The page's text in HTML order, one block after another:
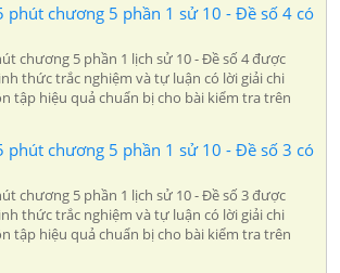
phút chương 5 phần 1 sử 10 - Đề số 4 có
chương 5 phần 1 lịch sử 10 - Đề số 4 được
thức trắc nghiệm và tự luận có lời giải chi
tập hiệu quả chuẩn bị cho bài kiểm tra trên
phút chương 5 phần 1 sử 10 - Đề số 3 có
chương 5 phần 1 lịch sử 10 - Đề số 3 được
thức trắc nghiệm và tự luận có lời giải chi
tập hiệu quả chuẩn bị cho bài kiểm tra trên